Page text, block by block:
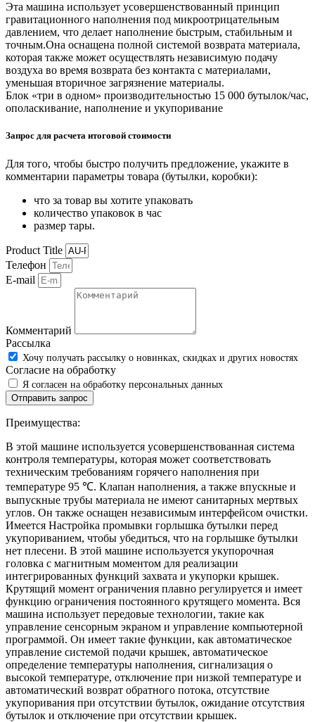
Эта машина использует усовершенствованный принцип
гравитационного наполнения под микроотрицательным
давлением, что делает наполнение быстрым, стабильным и
точным.Она оснащена полной системой возврата материала,
которая также может осуществлять независимую подачу
воздуха во время возврата без контакта с материалами,
уменьшая вторичное загрязнение материалы.
Блок «три в одном» производительностью 15 000 бутылок/час,
ополаскивание, наполнение и укупоривание
Запрос для расчета итоговой стоимости
Для того, чтобы быстро получить предложение, укажите в
комментарии параметры товара (бутылки, коробки):
что за товар вы хотите упаковать
количество упаковок в час
размер тары.
Product Title
Телефон
E-mail
Комментарий
Рассылка
Хочу получать рассылку о новинках, скидках и других новостях
Согласие на обработку
Я согласен на обработку персональных данных
Отправить запрос
Преимущества:
В этой машине используется усовершенствованная система
контроля температуры, которая может соответствовать
техническим требованиям горячего наполнения при
температуре 95 ℃. Клапан наполнения, а также впускные и
выпускные трубы материала не имеют санитарных мертвых
углов. Он также оснащен независимым интерфейсом очистки.
Имеется Настройка промывки горлышка бутылки перед
укупориванием, чтобы убедиться, что на горлышке бутылки
нет плесени. В этой машине используется укупорочная
головка с магнитным моментом для реализации
интегрированных функций захвата и укупорки крышек.
Крутящий момент ограничения плавно регулируется и имеет
функцию ограничения постоянного крутящего момента. Вся
машина использует передовые технологии, такие как
управление сенсорным экраном и управление компьютерной
программой. Он имеет такие функции, как автоматическое
управление системой подачи крышек, автоматическое
определение температуры наполнения, сигнализация о
высокой температуре, отключение при низкой температуре и
автоматический возврат обратного потока, отсутствие
укупоривания при отсутствии бутылок, ожидание отсутствия
бутылок и отключение при отсутствии крышек.